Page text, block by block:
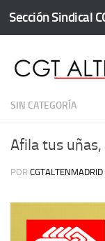
Saltar al
Sección Sindical
SIN CATEGORÍA
Afila tus uñas,
POR CGTALTENMADRID